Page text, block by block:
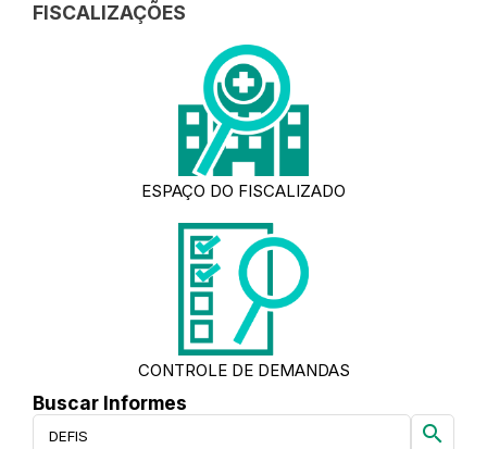
FISCALIZAÇÕES
ESPAÇO DO FISCALIZADO
CONTROLE DE DEMANDAS
Buscar Informes
search